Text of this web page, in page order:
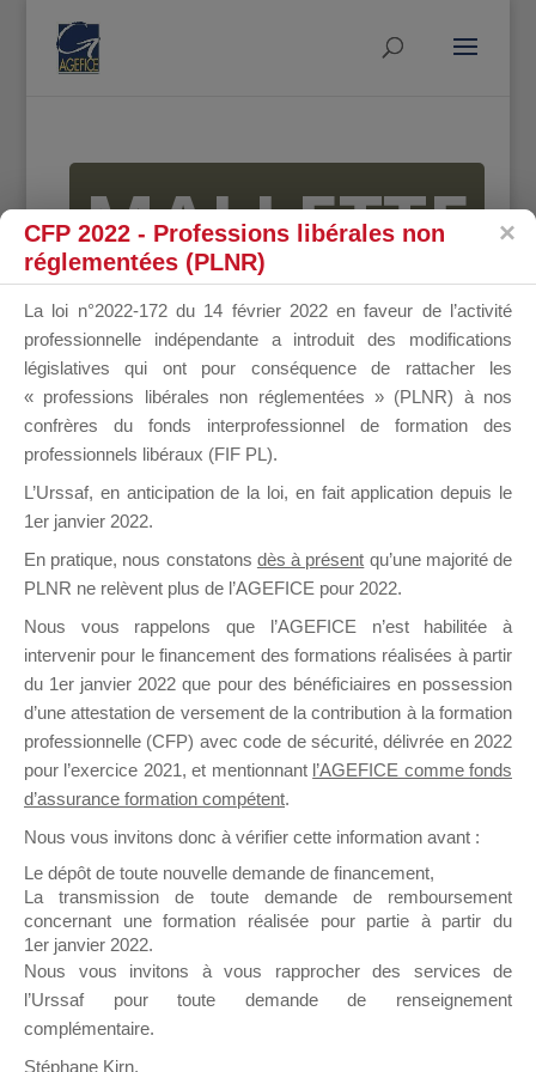
MALLETTE
DU
DIRIGEANT
il y a un mois
Ce groupe est destiné aux Organismes de
Formation qui souhaitent répondre à l’Appel à
Propositions Mallette du Dirigeant.
Ce groupe propose un forum dédié au support
sur lequel il est possible de laisser un message
ou poser une question.
NB : Il est nécessaire d’être
pouvoir rejoindre ce groupe
CFP 2022 - Professions libérales non
réglementées (PLNR)
La loi n°2022-172 du 14 février 2022 en faveur de l’activité
professionnelle indépendante a introduit des modifications
législatives qui ont pour conséquence de rattacher les
« professions libérales non réglementées » (PLNR) à nos
confrères du fonds interprofessionnel de formation des
professionnels libéraux (FIF PL).
L’Urssaf, en anticipation de la loi, en fait application depuis le
1er janvier 2022.
En pratique, nous constatons dès à présent qu’une majorité de
PLNR ne relèvent plus de l’AGEFICE pour 2022.
Nous vous rappelons que l’AGEFICE n’est habilitée à
intervenir pour le financement des formations réalisées à partir
du 1er janvier 2022 que pour des bénéficiaires en possession
d’une attestation de versement de la contribution à la formation
professionnelle (CFP) avec code de sécurité, délivrée en 2022
pour l’exercice 2021, et mentionnant l’AGEFICE comme fonds
d’assurance formation compétent.
Nous vous invitons donc à vérifier cette information avant :
Le dépôt de toute nouvelle demande de financement,
La transmission de toute demande de remboursement
concernant une formation réalisée pour partie à partir du
1er janvier 2022.
Nous vous invitons à vous rapprocher des services de
l’Urssaf pour toute demande de renseignement
complémentaire.
Stéphane Kirn,